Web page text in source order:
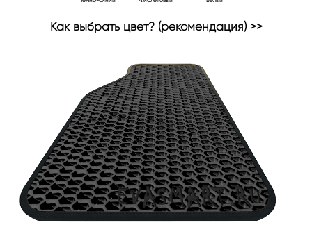
Как выбрать цвет? (рекомендация) >>